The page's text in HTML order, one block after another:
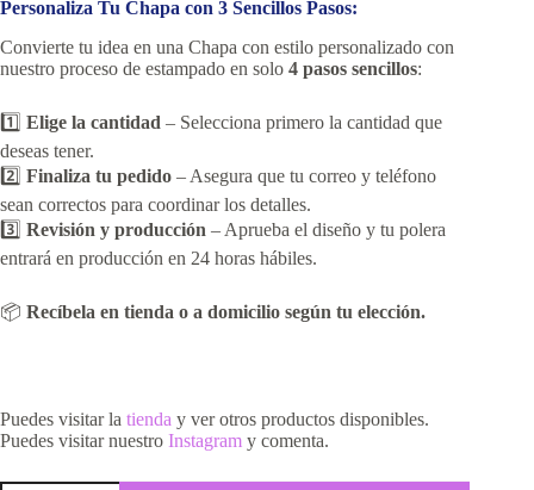
Personaliza Tu Chapa con 3 Sencillos Pasos:
Convierte tu idea en una Chapa con estilo personalizado con
nuestro proceso de estampado en solo 4 pasos sencillos:
1️⃣ Elige la cantidad – Selecciona primero la cantidad que
deseas tener.
2️⃣ Finaliza tu pedido – Asegura que tu correo y teléfono
sean correctos para coordinar los detalles.
3️⃣ Revisión y producción – Aprueba el diseño y tu polera
entrará en producción en 24 horas hábiles.
📦 Recíbela en tienda o a domicilio según tu elección.
Puedes visitar la tienda y ver otros productos disponibles.
Puedes visitar nuestro Instagram y comenta.